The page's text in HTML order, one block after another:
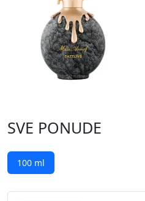
SVE PONUDE
100 ml